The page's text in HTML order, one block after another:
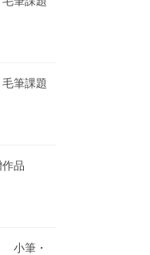
筆課題
品
小筆・